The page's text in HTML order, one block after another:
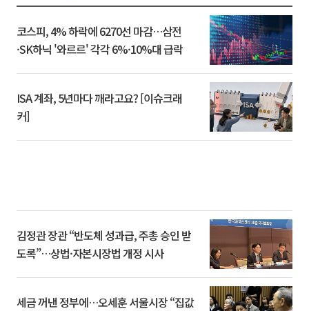
코스피, 4% 하락에 6270선 마감…삼전
·SK하닉 '와르르' 각각 6%·10%대 급락
ISA 계좌, 5년마다 깨라고요? [이슈크래
커]
김정관 장관 “반도체 성과급, 주총 승인 받
도록”…상법·자본시장법 개정 시사
세금 꺼낸 정부에…오세훈 서울시장 “집값